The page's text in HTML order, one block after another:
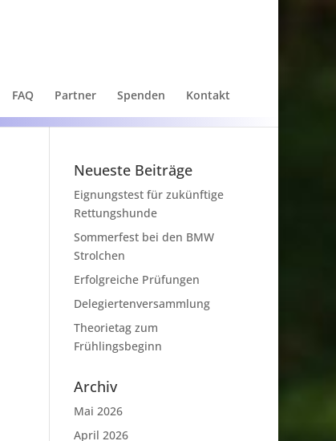
FAQ Partner Spenden Kontakt
Neueste Beiträge
Eignungstest für zukünftige
Rettungshunde
Sommerfest bei den BMW
Strolchen
Erfolgreiche Prüfungen
Delegiertenversammlung
Theorietag zum
Frühlingsbeginn
Archiv
Mai 2026
April 2026